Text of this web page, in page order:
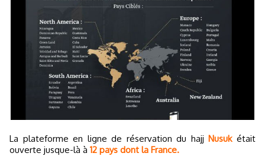
La plateforme en ligne de réservation du hajj Nusukétait
ouverte jusque-là à 12 pays dont la France.